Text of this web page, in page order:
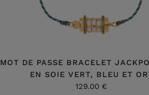
MOT DE PASSE BRACELET
EN SOIE VERT, BLEU ET
129.00 €